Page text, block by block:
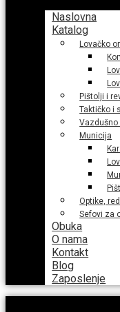
Naslovna
Katalog
Lovačko
Pištolji i
Taktičko i
Municija
Optike,
Sefovi za
Obuka
O nama
Kontakt
Blog
Zaposlenje